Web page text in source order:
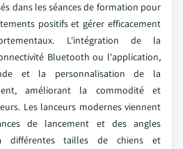
dans les séances de formation pour
positifs et gérer efficacement
L'intégration de la
Bluetooth ou l'application,
et la personnalisation de la
améliorant la commodité et
Les lanceurs modernes viennent
de lancement et des angles
différentes tailles de chiens et